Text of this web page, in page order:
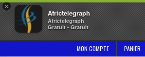
×
Africtelegraph
Africtelegraph
Gratuit - Gratuit
MON COMPTE PANIER